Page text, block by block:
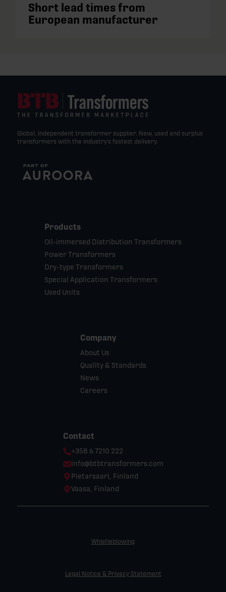
Short lead times from
European manufacturer
Global, independent transformer supplier. New, used and surplus
transformers with the industry’s fastest delivery.
Products
Oil-immersed Distribution Transformers
Power Transformers
Dry-type Transformers
Special Application Transformers
Used Units
Company
About Us
Quality & Standards
News
Careers
Contact
Phone:
+358 6 7210 222
Email:
info@btbtransformers.com
Location:
Pietarsaari, Finland
Location:
Vaasa, Finland
Whistleblowing
Legal Notice & Privacy Statement